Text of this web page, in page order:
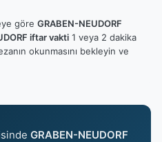
göre GRABEN-NEUDORF
iftar vakti 1 veya 2 dakika
okunmasını bekleyin ve
GRABEN-NEUDORF